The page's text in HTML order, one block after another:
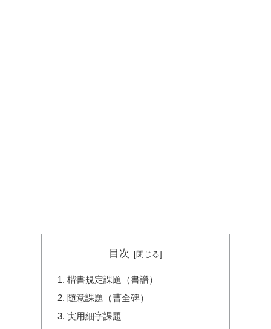
目次
楷書規定課題（書譜）
随意課題（曹全碑）
実用細字課題